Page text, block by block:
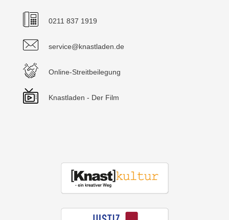
0211 837 1919
service@knastladen.de
Online-Streitbeilegung
Knastladen - Der Film